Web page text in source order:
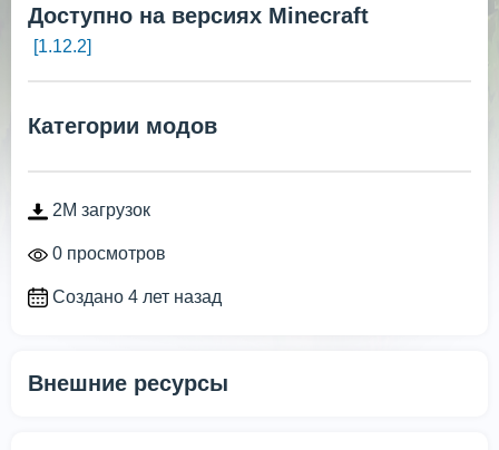
Доступно на версиях Minecraft
[1.12.2]
Категории модов
2M загрузок
0 просмотров
Создано 4 лет назад
Внешние ресурсы